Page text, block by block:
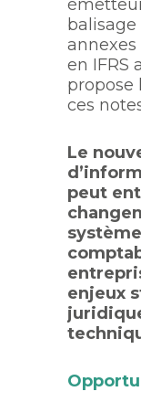
en IFRS
propose
ces
Le
peut
enjeux